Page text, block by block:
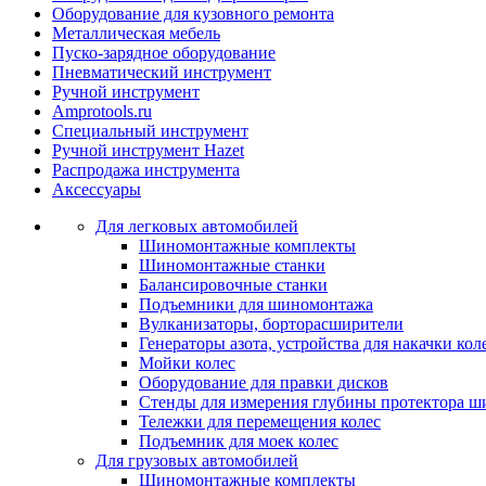
Оборудование для кузовного ремонта
Металлическая мебель
Пуско-зарядное оборудование
Пневматический инструмент
Ручной инструмент
Amprotools.ru
Специальный инструмент
Ручной инструмент Hazet
Распродажа инструмента
Аксессуары
Для легковых автомобилей
Шиномонтажные комплекты
Шиномонтажные станки
Балансировочные станки
Подъемники для шиномонтажа
Вулканизаторы, борторасширители
Генераторы азота, устройства для накачки
Мойки колес
Оборудование для правки дисков
Стенды для измерения глубины протектора
Тележки для перемещения колес
Подъемник для моек колеc
Для грузовых автомобилей
Шиномонтажные комплекты